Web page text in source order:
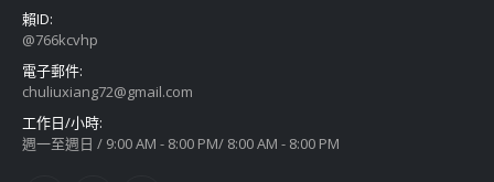
賴ID:
@766kcvhp
電子郵件:
chuliuxiang72@gmail.com
工作日/小時:
週一至週日 / 9:00 AM - 8:00 PM/ 8:00 AM - 8:00 PM